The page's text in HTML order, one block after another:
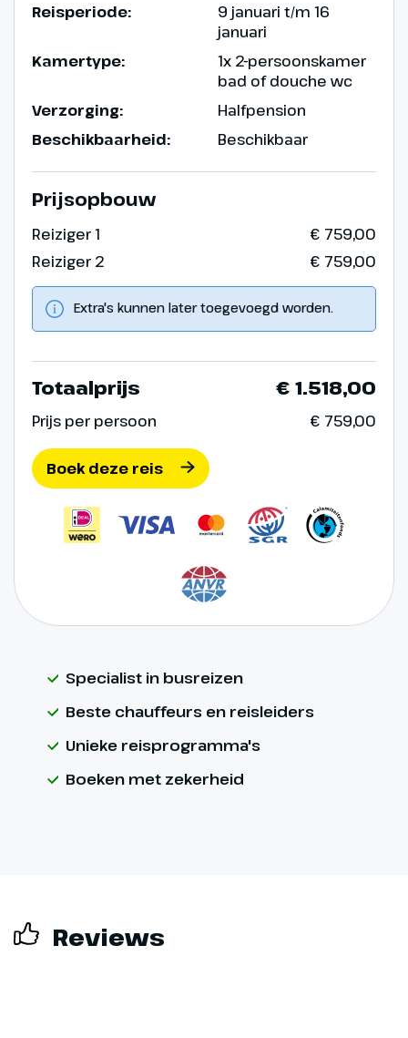
Reisperiode:
9 januari t/m 16
januari
Kamertype:
1x 2-persoonskamer
bad of douche wc
Verzorging:
Halfpension
Beschikbaarheid:
Beschikbaar
Prijsopbouw
Reiziger 1
€ 759,00
Reiziger 2
€ 759,00
Extra's kunnen later toegevoegd worden.
Totaalprijs € 1.518,00
Prijs per persoon € 759,00
Boek deze reis
Specialist in busreizen
Beste chauffeurs en reisleiders
Unieke reisprogramma's
Boeken met zekerheid
Reviews